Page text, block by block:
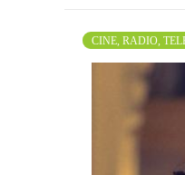
CINE, RADIO,